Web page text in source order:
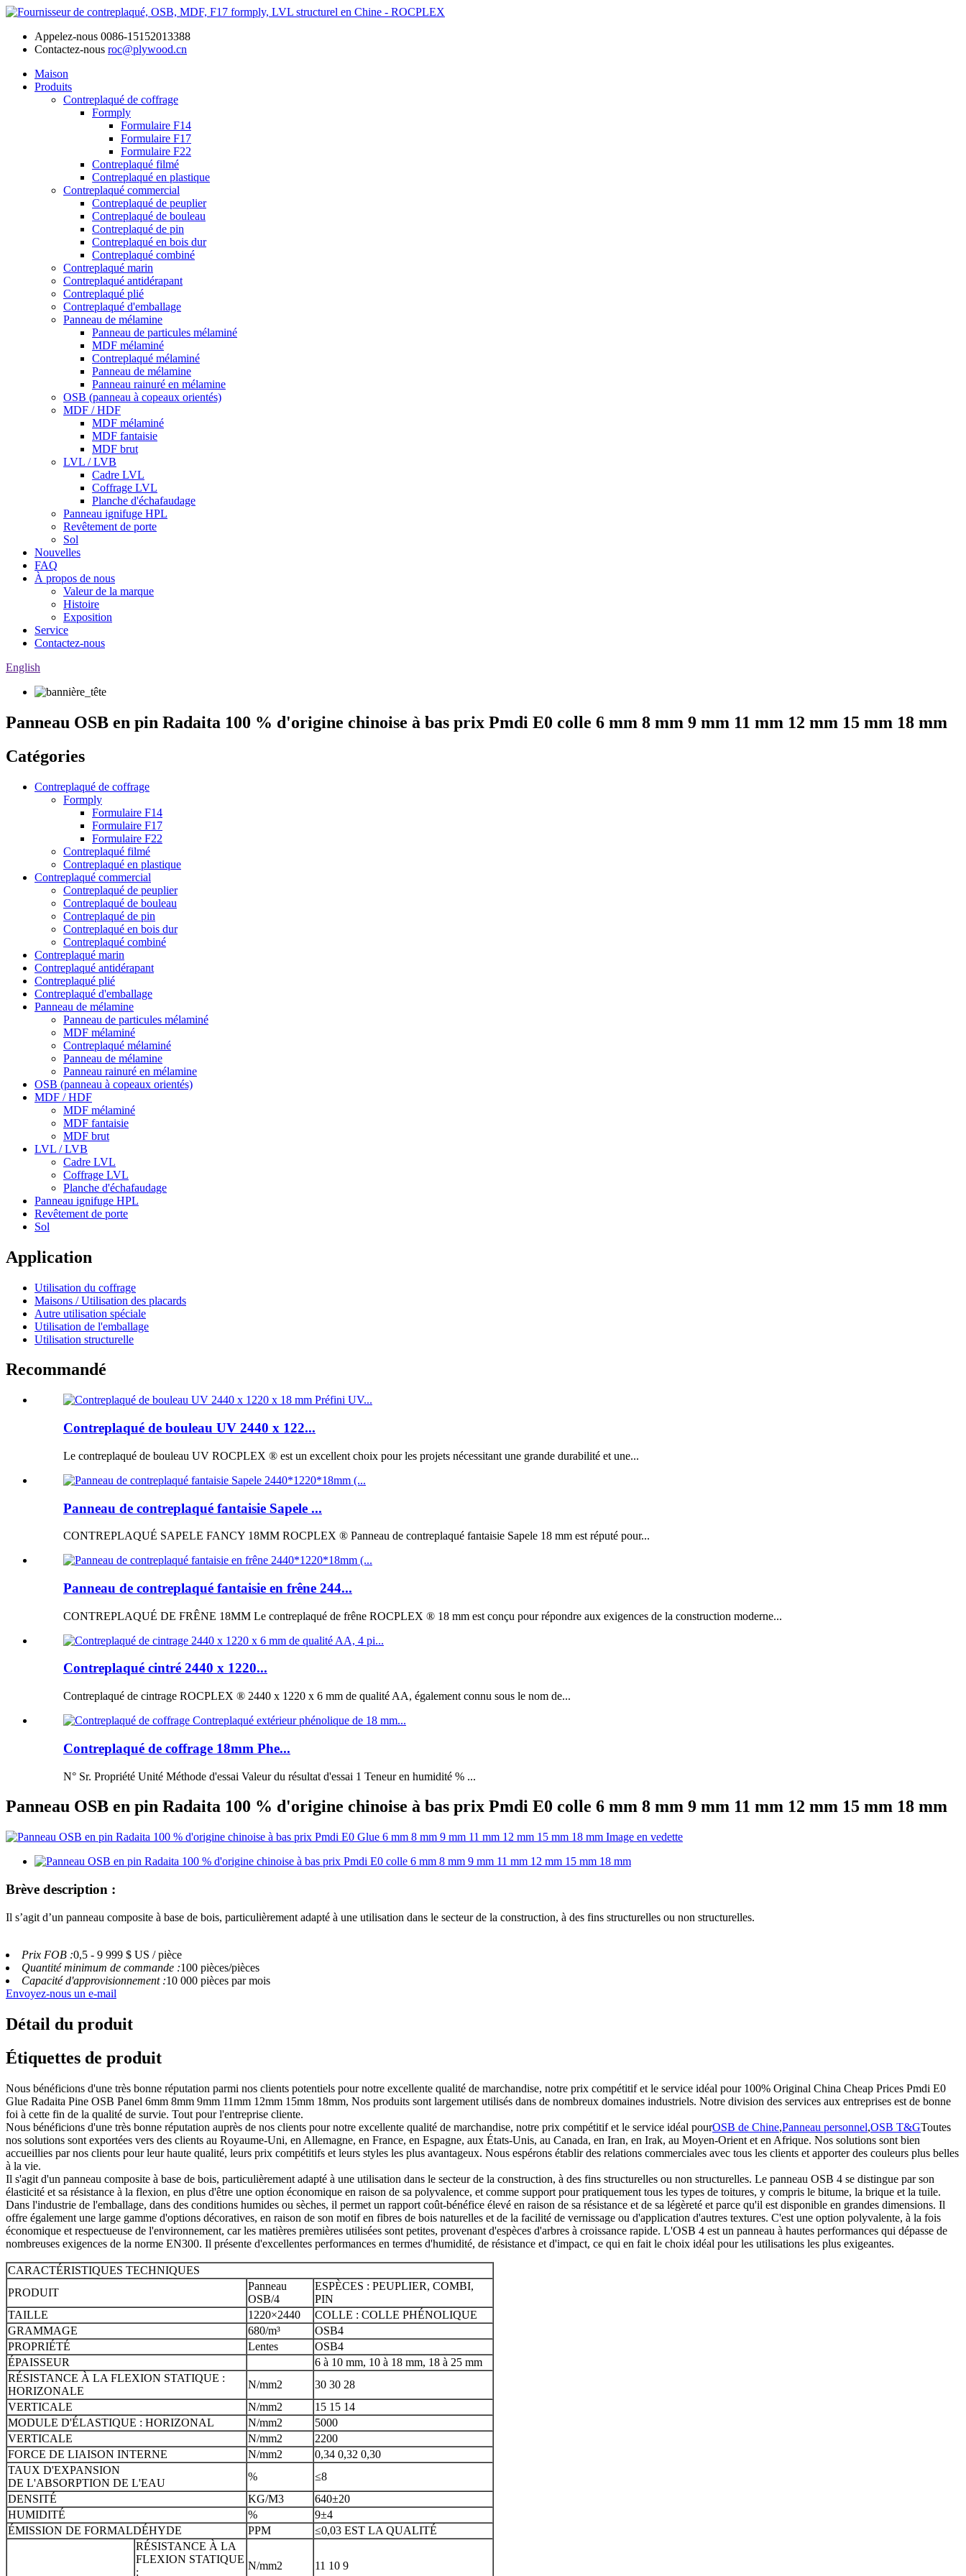
Appelez-nous 0086-15152013388
Contactez-nous roc@plywood.cn
Maison
Produits
Contreplaqué de coffrage
Formply
Formulaire F14
Formulaire F17
Formulaire F22
Contreplaqué filmé
Contreplaqué en plastique
Contreplaqué commercial
Contreplaqué de peuplier
Contreplaqué de bouleau
Contreplaqué de pin
Contreplaqué en bois dur
Contreplaqué combiné
Contreplaqué marin
Contreplaqué antidérapant
Contreplaqué plié
Contreplaqué d'emballage
Panneau de mélamine
Panneau de particules mélaminé
MDF mélaminé
Contreplaqué mélaminé
Panneau de mélamine
Panneau rainuré en mélamine
OSB (panneau à copeaux orientés)
MDF / HDF
MDF mélaminé
MDF fantaisie
MDF brut
LVL / LVB
Cadre LVL
Coffrage LVL
Planche d'échafaudage
Panneau ignifuge HPL
Revêtement de porte
Sol
Nouvelles
FAQ
À propos de nous
Valeur de la marque
Histoire
Exposition
Service
Contactez-nous
English
Panneau OSB en pin Radaita 100 % d'origine chinoise à bas prix Pmdi E0 colle 6 mm 8 mm 9 mm 11 mm 12 mm 15 mm 18 mm
Catégories
Contreplaqué de coffrage
Formply
Formulaire F14
Formulaire F17
Formulaire F22
Contreplaqué filmé
Contreplaqué en plastique
Contreplaqué commercial
Contreplaqué de peuplier
Contreplaqué de bouleau
Contreplaqué de pin
Contreplaqué en bois dur
Contreplaqué combiné
Contreplaqué marin
Contreplaqué antidérapant
Contreplaqué plié
Contreplaqué d'emballage
Panneau de mélamine
Panneau de particules mélaminé
MDF mélaminé
Contreplaqué mélaminé
Panneau de mélamine
Panneau rainuré en mélamine
OSB (panneau à copeaux orientés)
MDF / HDF
MDF mélaminé
MDF fantaisie
MDF brut
LVL / LVB
Cadre LVL
Coffrage LVL
Planche d'échafaudage
Panneau ignifuge HPL
Revêtement de porte
Sol
Application
Utilisation du coffrage
Maisons / Utilisation des placards
Autre utilisation spéciale
Utilisation de l'emballage
Utilisation structurelle
Recommandé
Contreplaqué de bouleau UV 2440 x 122...
Le contreplaqué de bouleau UV ROCPLEX ® est un excellent choix pour les projets nécessitant une grande durabilité et une...
Panneau de contreplaqué fantaisie Sapele ...
CONTREPLAQUÉ SAPELE FANCY 18MM ROCPLEX ® Panneau de contreplaqué fantaisie Sapele 18 mm est réputé pour...
Panneau de contreplaqué fantaisie en frêne 244...
CONTREPLAQUÉ DE FRÊNE 18MM Le contreplaqué de frêne ROCPLEX ® 18 mm est conçu pour répondre aux exigences de la construction moderne...
Contreplaqué cintré 2440 x 1220...
Contreplaqué de cintrage ROCPLEX ® 2440 x 1220 x 6 mm de qualité AA, également connu sous le nom de...
Contreplaqué de coffrage 18mm Phe...
N° Sr. Propriété Unité Méthode d'essai Valeur du résultat d'essai 1 Teneur en humidité % ...
Panneau OSB en pin Radaita 100 % d'origine chinoise à bas prix Pmdi E0 colle 6 mm 8 mm 9 mm 11 mm 12 mm 15 mm 18 mm
Brève description :
Il s’agit d’un panneau composite à base de bois, particulièrement adapté à une utilisation dans le secteur de la construction, à des fins structurelles ou non structurelles.
Prix ​​FOB :0,5 - 9 999 $ US / pièce
Quantité minimum de commande :100 pièces/pièces
Capacité d'approvisionnement :10 000 pièces par mois
Envoyez-nous un e-mail
Détail du produit
Étiquettes de produit
Nous bénéficions d'une très bonne réputation parmi nos clients potentiels pour notre excellente qualité de marchandise, notre prix compétitif et le service idéal pour 100% Original China Cheap Prices Pmdi E0
Glue Radaita Pine OSB Panel 6mm 8mm 9mm 11mm 12mm 15mm 18mm, Nos produits sont largement utilisés dans de nombreux domaines industriels. Notre division des services aux entreprises est de bonne
foi à cette fin de la qualité de survie. Tout pour l'entreprise cliente.
Nous bénéficions d'une très bonne réputation auprès de nos clients pour notre excellente qualité de marchandise, notre prix compétitif et le service idéal pourOSB de Chine,Panneau personnel,OSB T&GToutes
nos solutions sont exportées vers des clients au Royaume-Uni, en Allemagne, en France, en Espagne, aux États-Unis, au Canada, en Iran, en Irak, au Moyen-Orient et en Afrique. Nos solutions sont bien
accueillies par nos clients pour leur haute qualité, leurs prix compétitifs et leurs styles les plus avantageux. Nous espérons établir des relations commerciales avec tous les clients et apporter des couleurs plus belles
à la vie.
Il s'agit d'un panneau composite à base de bois, particulièrement adapté à une utilisation dans le secteur de la construction, à des fins structurelles ou non structurelles. Le panneau OSB 4 se distingue par son
élasticité et sa résistance à la flexion, en plus d'être une option économique en raison de sa polyvalence, et comme support pour pratiquement tous les types de toitures, y compris le bitume, la brique et la tuile.
Dans l'industrie de l'emballage, dans des conditions humides ou sèches, il permet un rapport coût-bénéfice élevé en raison de sa résistance et de sa légèreté et parce qu'il est disponible en grandes dimensions. Il
offre également une large gamme d'options décoratives, en raison de son motif en fibres de bois naturelles et de la facilité de vernissage ou d'application d'autres textures. C'est une option polyvalente, à la fois
économique et respectueuse de l'environnement, car les matières premières utilisées sont petites, provenant d'espèces d'arbres à croissance rapide. L'OSB 4 est un panneau à hautes performances qui dépasse de
nombreuses exigences de la norme EN300. Il présente d'excellentes performances en termes d'humidité, de résistance et d'impact, ce qui en fait le choix idéal pour les utilisations les plus exigeantes.
CARACTÉRISTIQUES TECHNIQUES
PRODUIT
Panneau
OSB/4
ESPÈCES : PEUPLIER, COMBI,
PIN
TAILLE
1220×2440
COLLE : COLLE PHÉNOLIQUE
GRAMMAGE
680/m³
OSB4
PROPRIÉTÉ
Lentes
OSB4
ÉPAISSEUR
6 à 10 mm, 10 à 18 mm, 18 à 25 mm
RÉSISTANCE À LA FLEXION STATIQUE :
HORIZONALE
N/mm2
30 30 28
VERTICALE
N/mm2
15 15 14
MODULE D'ÉLASTIQUE : HORIZONAL
N/mm2
5000
VERTICALE
N/mm2
2200
FORCE DE LIAISON INTERNE
N/mm2
0,34 0,32 0,30
TAUX D'EXPANSION
DE L'ABSORPTION DE L'EAU
%
≤8
DENSITÉ
KG/M3
640±20
HUMIDITÉ
%
9±4
ÉMISSION DE FORMALDÉHYDE
PPM
≤0,03 EST LA QUALITÉ
RÉSISTANCE À LA
FLEXION STATIQUE
:
N/mm2 11 10 9